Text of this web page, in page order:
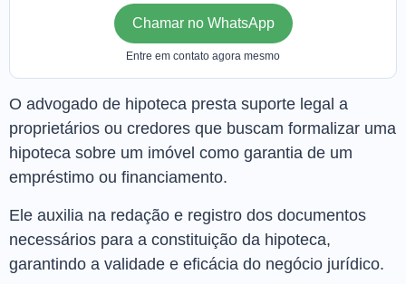
Chamar no WhatsApp
Entre em contato agora mesmo
O advogado de hipoteca presta suporte legal a
proprietários ou credores que buscam formalizar uma
hipoteca sobre um imóvel como garantia de um
empréstimo ou financiamento.
Ele auxilia na redação e registro dos documentos
necessários para a constituição da hipoteca,
garantindo a validade e eficácia do negócio jurídico.